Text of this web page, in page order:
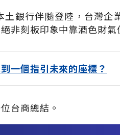
銀行伴隨登陸，台灣企
非刻板印象中靠酒色財氣
一個指引未來的座標？
台商總結。